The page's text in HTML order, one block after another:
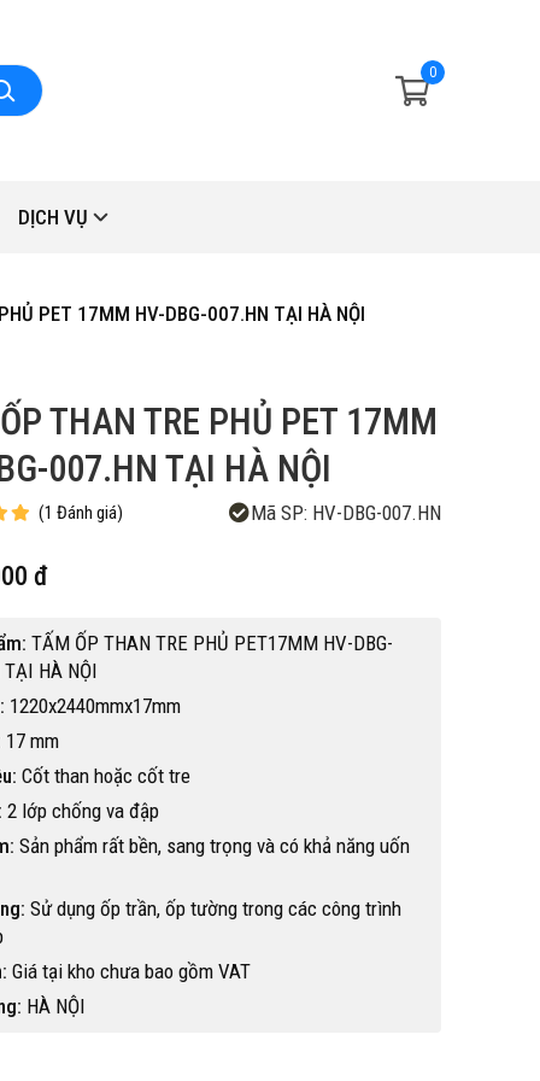
0
DỊCH VỤ
PET 17MM HV-DBG-007.HN TẠI HÀ NỘI
THAN TRE PHỦ PET 17MM
007.HN TẠI HÀ NỘI
(1 Đánh giá) Mã SP: HV-DBG-007.HN
đ
TẤM ỐP THAN TRE PHỦ PET17MM HV-DBG-
HÀ NỘI
1220x2440mmx17mm
17 mm
Cốt than hoặc cốt tre
2 lớp chống va đập
Sản phẩm rất bền, sang trọng và có khả năng uốn
Sử dụng ốp trần, ốp tường trong các công trình
Giá tại kho chưa bao gồm VAT
HÀ NỘI